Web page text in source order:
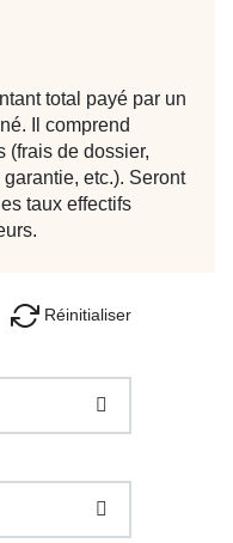
total payé par un
Il comprend
(frais de dossier,
etc.). Seront
taux effectifs
Réinitialiser